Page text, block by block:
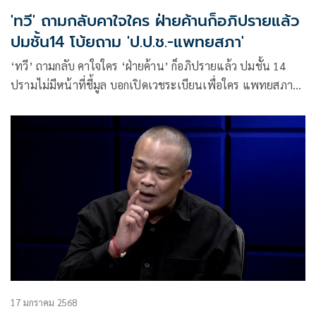
'ทวี' ถามกลับคาใจใคร ฝ่ายค้านก็อภิปรายแล้ว
ปมชั้น14 โบ้ยถาม 'ป.ป.ช.-แพทยสภา'
‘ทวี’ ถามกลับ คาใจใคร ‘ฝ่ายค้าน’ ก็อภิปรายแล้ว ปมชั้น 14
ปรามไม่มีหน้าที่ชี้มูล บอกเปิดเวชระเบียนเพื่อใคร แพทยสภาก็
เคยได้ยิน ‘ยิ่งลักษณ์’ จะกลับไทย
17 มกราคม 2568